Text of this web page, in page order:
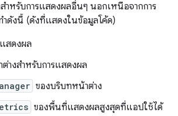
าหรับการแสดงผลอื่นๆ นอกเหนือจากการ
ดังนี้ (ดังที่แสดงในข้อมูลโค้ด)
สดงผล
างสำหรับการแสดงผล
ของบริบทหน้าต่าง
ของพื้นที่แสดงผลสูงสุดที่แอปใช้ได้